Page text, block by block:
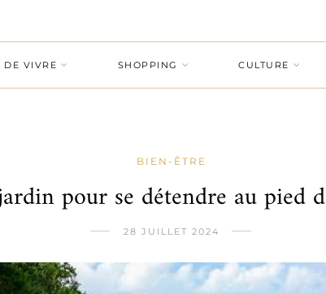
DE VIVRE SHOPPING CULTURE
BIEN-ÊTRE
pour se détendre au pied
28 JUILLET 2024